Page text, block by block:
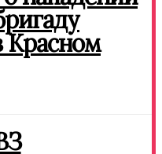
Красном